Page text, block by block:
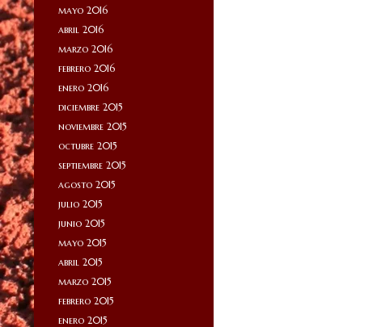
mayo 2016
abril 2016
marzo 2016
febrero 2016
enero 2016
diciembre 2015
noviembre 2015
octubre 2015
septiembre 2015
agosto 2015
julio 2015
junio 2015
mayo 2015
abril 2015
marzo 2015
febrero 2015
enero 2015